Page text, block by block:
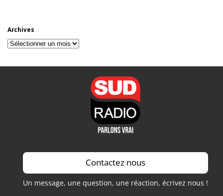
Archives
Archives
Contactez nous
Un message, une question, une réaction, écrivez nous !